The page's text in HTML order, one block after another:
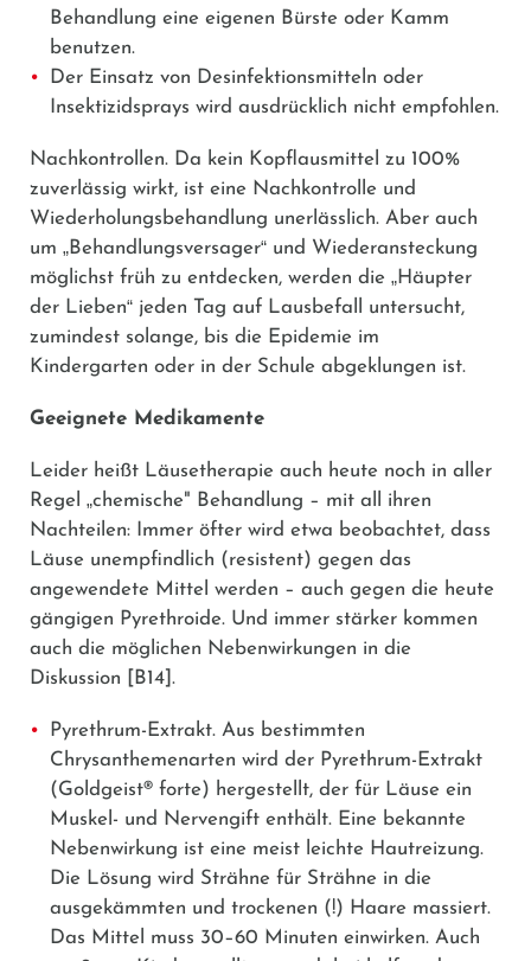
Behandlung eine eigenen Bürste oder Kamm
benutzen.
Der Einsatz von Desinfektionsmitteln oder
Insektizidsprays wird ausdrücklich nicht empfohlen.
Nachkontrollen. Da kein Kopflausmittel zu 100%
zuverlässig wirkt, ist eine Nachkontrolle und
Wiederholungsbehandlung unerlässlich. Aber auch
um „Behandlungsversager“ und Wiederansteckung
möglichst früh zu entdecken, werden die „Häupter
der Lieben“ jeden Tag auf Lausbefall untersucht,
zumindest solange, bis die Epidemie im
Kindergarten oder in der Schule abgeklungen ist.
Geeignete Medikamente
Leider heißt Läusetherapie auch heute noch in aller
Regel „chemische" Behandlung – mit all ihren
Nachteilen: Immer öfter wird etwa beobachtet, dass
Läuse unempfindlich (resistent) gegen das
angewendete Mittel werden – auch gegen die heute
gängigen Pyrethroide. Und immer stärker kommen
auch die möglichen Nebenwirkungen in die
Diskussion
[B14] .
Pyrethrum-Extrakt. Aus bestimmten
Chrysanthemenarten wird der Pyrethrum-Extrakt
(Goldgeist® forte) hergestellt, der für Läuse ein
Muskel- und Nervengift enthält. Eine bekannte
Nebenwirkung ist eine meist leichte Hautreizung.
Die Lösung wird Strähne für Strähne in die
ausgekämmten und trockenen (!) Haare massiert.
Das Mittel muss 30–60 Minuten einwirken. Auch